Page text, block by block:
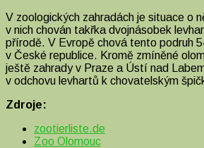
V zoologických zahradách je situace o
v nich chován takřka dvojnásobek
přírodě. V Evropě chová tento podruh
v České republice. Kromě zmíněné
ještě zahrady v Praze a Ústí nad
v odchovu levhartů k chovatelským
Zdroje:
zootierliste.de
Zoo Olomouc